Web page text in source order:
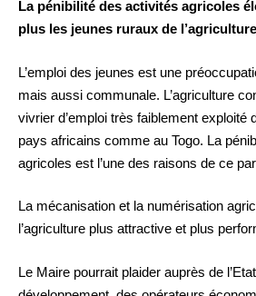
La pénibilité des activités agricoles
plus les jeunes ruraux de l’agriculture
L’emploi des jeunes est une
mais aussi communale. L’agriculture
vivrier d’emploi très faiblement exploité
pays africains comme au Togo. La
agricoles est l’une des raisons de ce
La mécanisation et la numérisation
l’agriculture plus attractive et plus
Le Maire pourrait plaider auprès de